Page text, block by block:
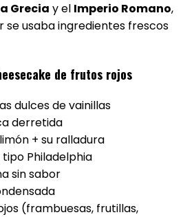
Grecia y el Imperio Romano,
se usaba ingredientes frescos
de frutos rojos
dulces de vainillas
derretida
+ su ralladura
Philadelphia
sin sabor
(frambuesas, frutillas,